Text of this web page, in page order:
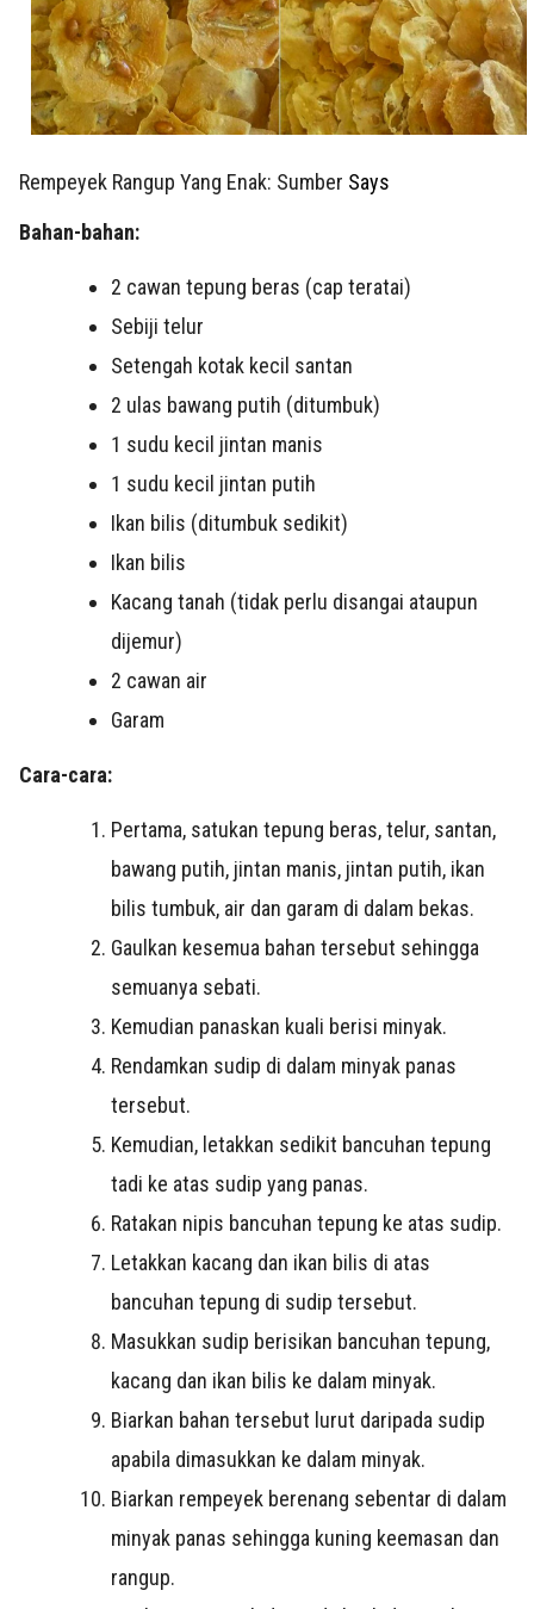
Rempeyek Rangup Yang Enak: Sumber Says
Bahan-bahan:
2 cawan tepung beras (cap teratai)
Sebiji telur
Setengah kotak kecil santan
2 ulas bawang putih (ditumbuk)
1 sudu kecil jintan manis
1 sudu kecil jintan putih
Ikan bilis (ditumbuk sedikit)
Ikan bilis
Kacang tanah (tidak perlu disangai ataupun
dijemur)
2 cawan air
Garam
Cara-cara:
Pertama, satukan tepung beras, telur, santan,
bawang putih, jintan manis, jintan putih, ikan
bilis tumbuk, air dan garam di dalam bekas.
Gaulkan kesemua bahan tersebut sehingga
semuanya sebati.
Kemudian panaskan kuali berisi minyak.
Rendamkan sudip di dalam minyak panas
tersebut.
Kemudian, letakkan sedikit bancuhan tepung
tadi ke atas sudip yang panas.
Ratakan nipis bancuhan tepung ke atas sudip.
Letakkan kacang dan ikan bilis di atas
bancuhan tepung di sudip tersebut.
Masukkan sudip berisikan bancuhan tepung,
kacang dan ikan bilis ke dalam minyak.
Biarkan bahan tersebut lurut daripada sudip
apabila dimasukkan ke dalam minyak.
Biarkan rempeyek berenang sebentar di dalam
minyak panas sehingga kuning keemasan dan
rangup.